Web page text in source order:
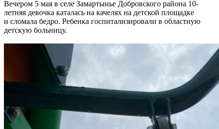
Вечером 5 мая в селе Замартынье Добровского района 10-
летняя девочка каталась на качелях на детской площадке
и сломала бедро. Ребенка госпитализировали в областную
детскую больницу.